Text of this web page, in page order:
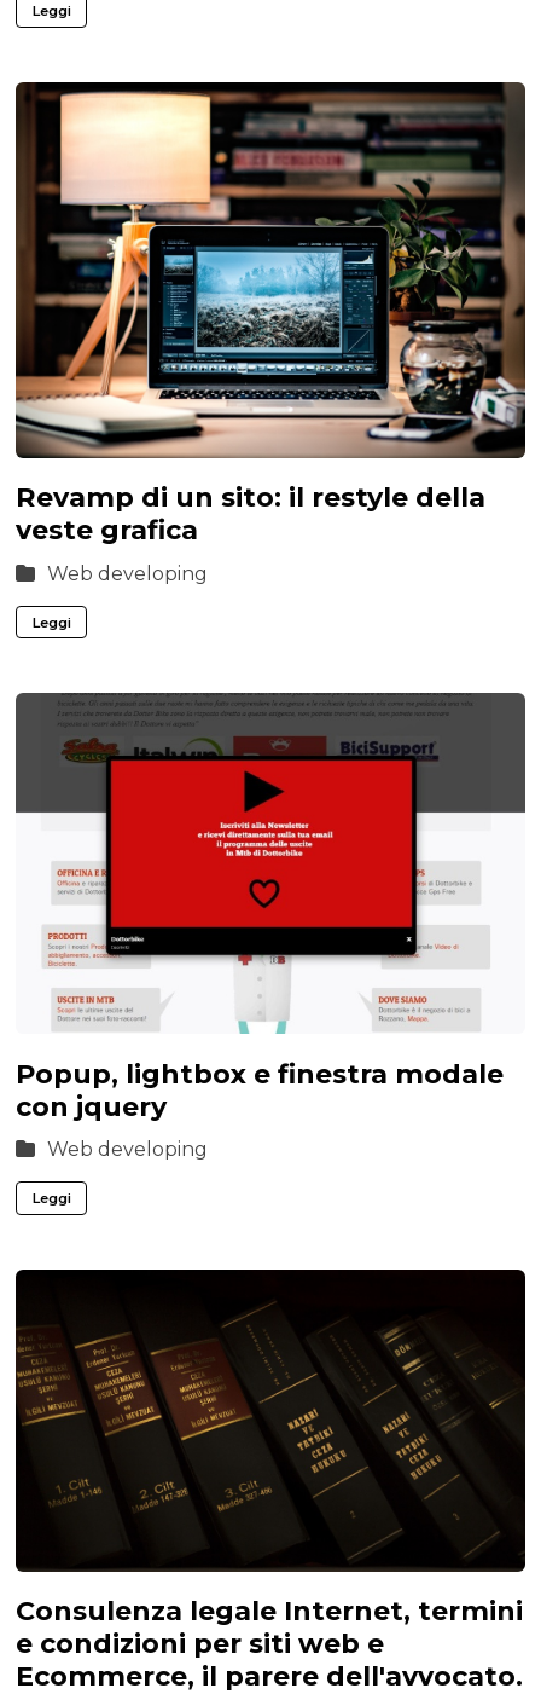
Leggi
Revamp di un sito: il restyle della
veste grafica
Web developing
Leggi
Popup, lightbox e finestra modale
con jquery
Web developing
Leggi
Consulenza legale Internet, termini
e condizioni per siti web e
Ecommerce, il parere dell'avvocato.